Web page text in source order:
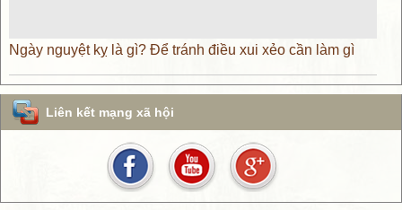
Ngày nguyệt kỵ là gì? Để tránh điều xui xẻo cần làm gì
Liên kết mạng xã hội